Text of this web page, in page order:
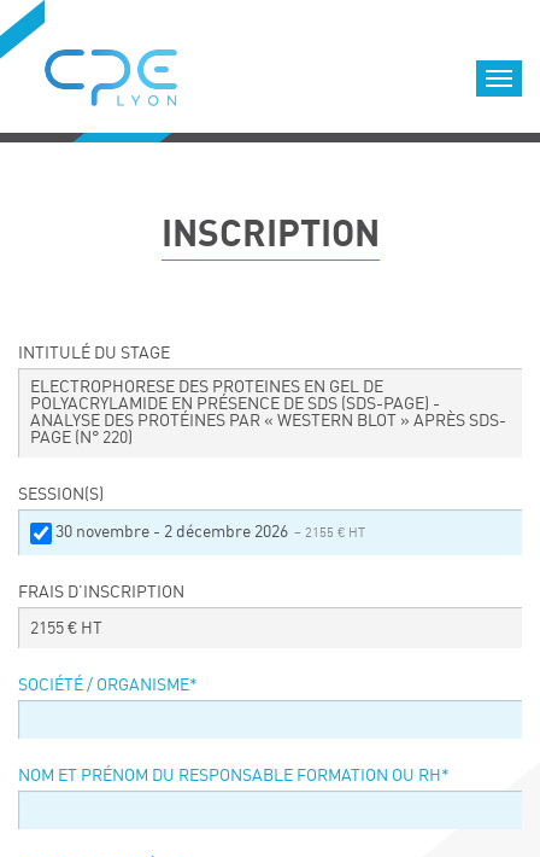
Formations diplômantes
Equipe
Nous choisir
Nos locaux
Accès
Nos clients
Symposium on Chain Transfer Catalysis for
sustainability – September 15 and 16, 2026
CHEMISTRY
INSCRIPTION
INTITULÉ DU STAGE
ELECTROPHORESE DES PROTEINES EN GEL DE
POLYACRYLAMIDE EN PRÉSENCE DE SDS (SDS-PAGE) -
ANALYSE DES PROTÉINES PAR « WESTERN BLOT » APRÈS SDS-
PAGE (N° 220)
SESSION(S)
30 novembre - 2 décembre 2026 – 2155 € HT
FRAIS D’INSCRIPTION
2155 € HT
SOCIÉTÉ / ORGANISME*
NOM ET PRÉNOM DU RESPONSABLE FORMATION OU RH *
Cookies management panel